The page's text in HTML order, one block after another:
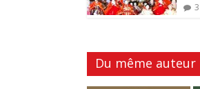
3
Du même auteur